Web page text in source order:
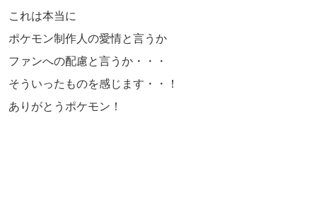
これは本当に
ポケモン制作人の愛情と言うか
ファンへの配慮と言うか・・・
そういったものを感じます・・！
ありがとうポケモン！